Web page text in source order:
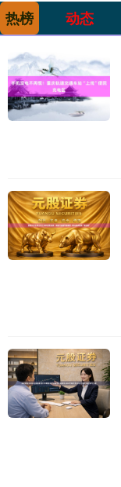
热榜 动态